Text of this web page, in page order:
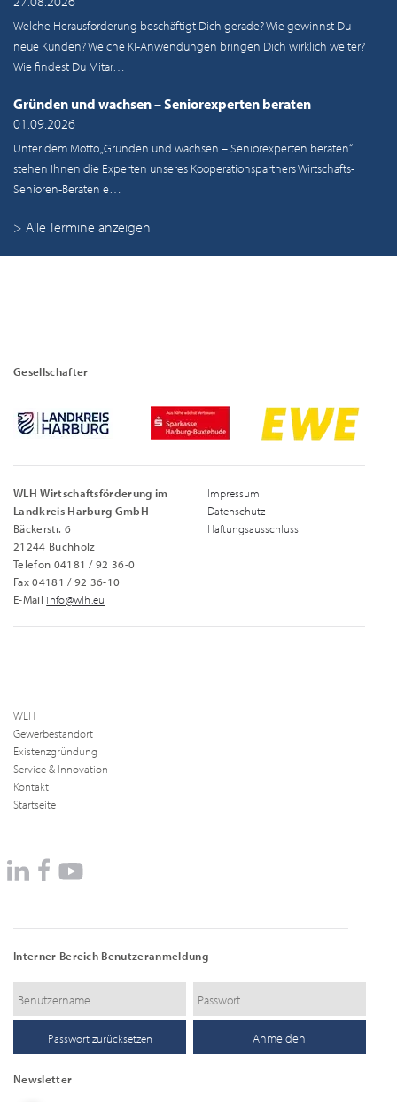
Welche Herausforderung beschäftigt Dich gerade? Wie gewinnst Du
neue Kunden? Welche KI-Anwendungen bringen Dich wirklich weiter?
Wie findest Du Mitar…
Gründen und wachsen – Seniorexperten beraten
01.09.2026
Unter dem Motto „Gründen und wachsen – Seniorexperten beraten“
stehen Ihnen die Experten unseres Kooperationspartners Wirtschafts-
Senioren-Beraten e…
> Alle Termine anzeigen
Gesellschafter
WLH Wirtschaftsförderung im
Landkreis Harburg GmbH
Bäckerstr. 6
21244 Buchholz
Telefon 04181 / 92 36-0
Fax 04181 / 92 36-10
E-Mail info@wlh.eu
Impressum
Datenschutz
Haftungsausschluss
WLH
Gewerbestandort
Existenzgründung
Service & Innovation
Kontakt
Startseite
Interner Bereich Benutzeranmeldung
Passwort zurücksetzen
Newsletter